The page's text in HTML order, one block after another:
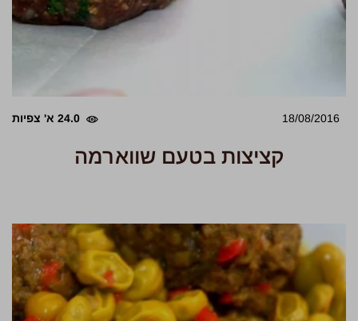
18/08/2016 24.0 א' צפיות
קציצות בטעם שווארמה